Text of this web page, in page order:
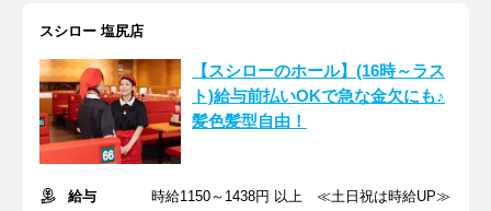
スシロー 塩尻店
【スシローのホール】(16時～ラス
ト)給与前払いOKで急な金欠にも♪
髪色髪型自由！
給与
時給1150～1438円 以上 ≪土日祝は時給UP≫